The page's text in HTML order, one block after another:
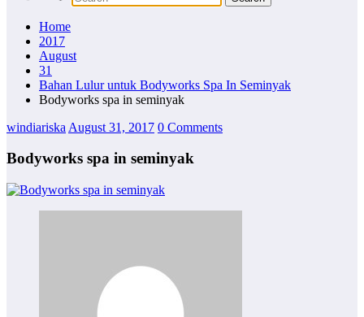
Home
2017
August
31
Bahan Lulur untuk Bodyworks Spa In Seminyak
Bodyworks spa in seminyak
windiariska August 31, 2017 0 Comments
Bodyworks spa in seminyak